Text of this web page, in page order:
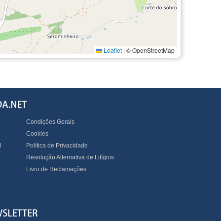
Leaflet | © OpenStreetMap
Condições Gerais
Cookies
Política de Privacidade
Resolução Alternativa de Litígios
Livro de Reclamações